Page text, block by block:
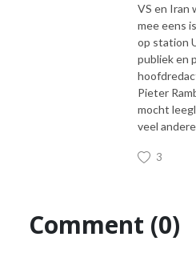
VS en Iran
mee eens
op station
publiek en
Pieter
mocht
veel
3
Comment (0)